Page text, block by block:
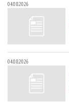
04.08.2026
04.08.2026